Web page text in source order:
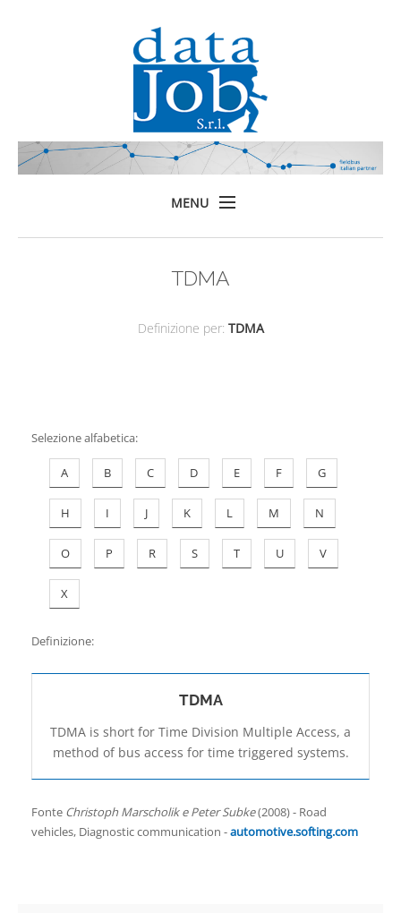
MENU
TDMA
Definizione per: TDMA
Selezione alfabetica:
A B C D E F G
H I J K L M N
O P R S T U V
X
Definizione:
TDMA
TDMA is short for Time Division Multiple Access, a
method of bus access for time triggered systems.
Fonte Christoph Marscholik e Peter Subke(2008) - Road
vehicles, Diagnostic communication -automotive.softing.com